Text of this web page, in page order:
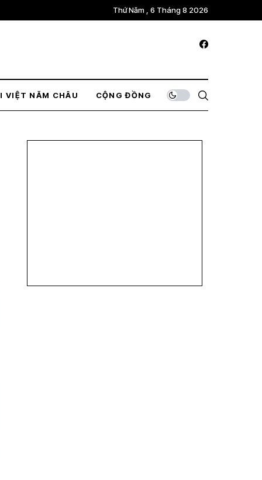
Thứ Năm , 6 Tháng 8 2026
VIỆT NĂM CHÂU CỘNG ĐỒNG